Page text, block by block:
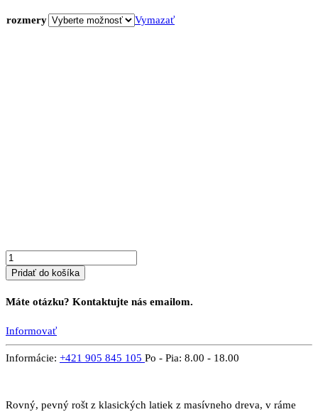
rozmery Vymazať
Pridať do košíka
Máte otázku? Kontaktujte nás emailom.
Informovať
Informácie: +421 905 845 105 Po - Pia: 8.00 - 18.00
Rovný, pevný rošt z klasických latiek z masívneho dreva, v ráme